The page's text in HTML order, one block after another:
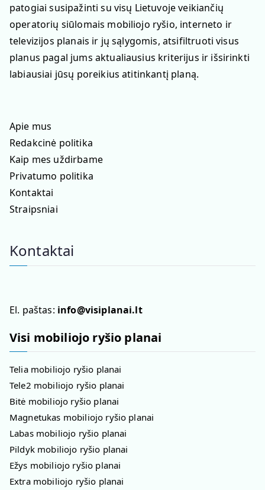
patogiai susipažinti su visų Lietuvoje veikiančių
operatorių siūlomais mobiliojo ryšio, interneto ir
televizijos planais ir jų sąlygomis, atsifiltruoti visus
planus pagal jums aktualiausius kriterijus ir išsirinkti
labiausiai jūsų poreikius atitinkantį planą.
Apie mus
Redakcinė politika
Kaip mes uždirbame
Privatumo politika
Kontaktai
Straipsniai
Kontaktai
El. paštas: info@visiplanai.lt
Visi mobiliojo ryšio planai
Telia mobiliojo ryšio planai
Tele2 mobiliojo ryšio planai
Bitė mobiliojo ryšio planai
Magnetukas mobiliojo ryšio planai
Labas mobiliojo ryšio planai
Pildyk mobiliojo ryšio planai
Ežys mobiliojo ryšio planai
Extra mobiliojo ryšio planai